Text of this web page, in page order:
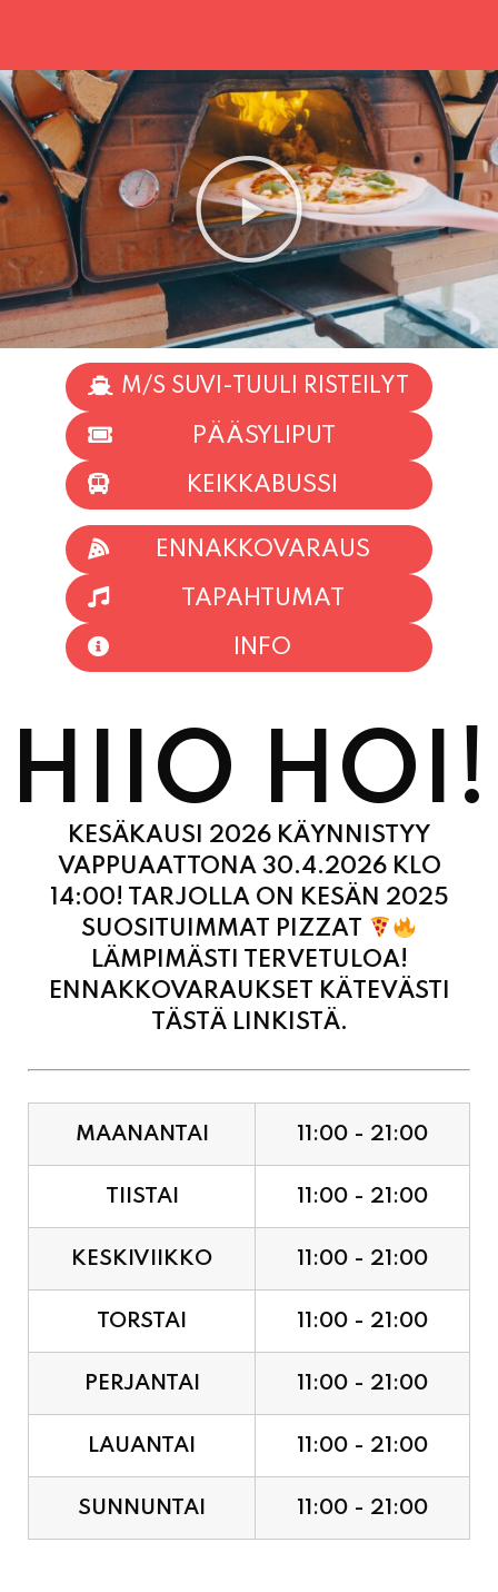
M/S SUVI-TUULI RISTEILYT
PÄÄSYLIPUT
KEIKKABUSSI
TAPAHTUMAT
INFO
HIIO HOI!
KESÄKAUSI 2026 KÄYNNISTYY
VAPPUAATTONA 30.4.2026 KLO
14:00! TARJOLLA ON KESÄN 2025
SUOSITUIMMAT PIZZAT
LÄMPIMÄSTI TERVETULOA!
ENNAKKOVARAUKSET KÄTEVÄSTI
TÄSTÄ LINKISTÄ.
TIISTAI 11:00 - 21:00
KESKIVIIKKO 11:00 - 21:00
TORSTAI 11:00 - 21:00
PERJANTAI 11:00 - 21:00
LAUANTAI 11:00 - 21:00
SUNNUNTAI 11:00 - 21:00